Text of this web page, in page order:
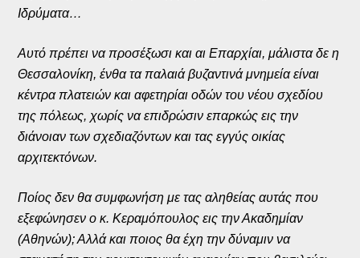
Ιδρύματα…
Αυτό πρέπει να προσέξωσι και αι Επαρχίαι, μάλιστα δε η
Θεσσαλονίκη, ένθα τα παλαιά βυζαντινά μνημεία είναι
κέντρα πλατειών και αφετηρίαι οδών του νέου σχεδίου
της πόλεως, χωρίς να επιδρώσιν επαρκώς εις την
διάνοιαν των σχεδιαζόντων και τας εγγύς οικίας
αρχιτεκτόνων.
Ποίος δεν θα συμφωνήση με τας αληθείας αυτάς που
εξεφώνησεν ο κ. Κεραμόπουλος εις την Ακαδημίαν
(Αθηνών); Αλλά και ποιος θα έχη την δύναμιν να